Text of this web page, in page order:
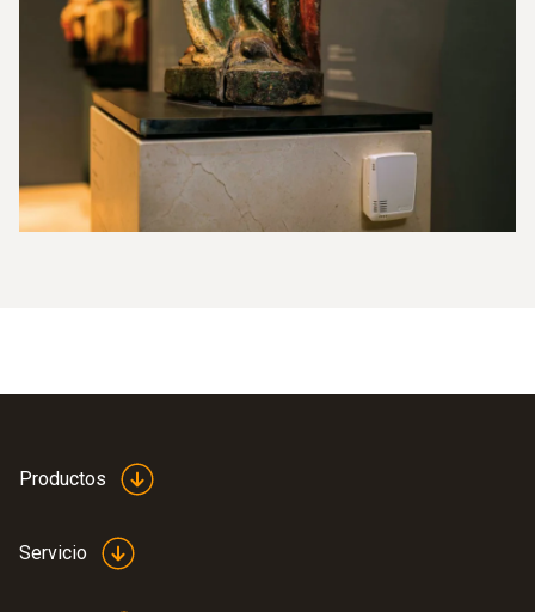
Productos
Servicio